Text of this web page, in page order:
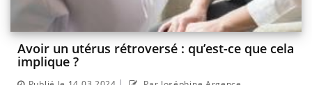
Avoir un utérus rétroversé : qu’est-ce que cela
implique ?